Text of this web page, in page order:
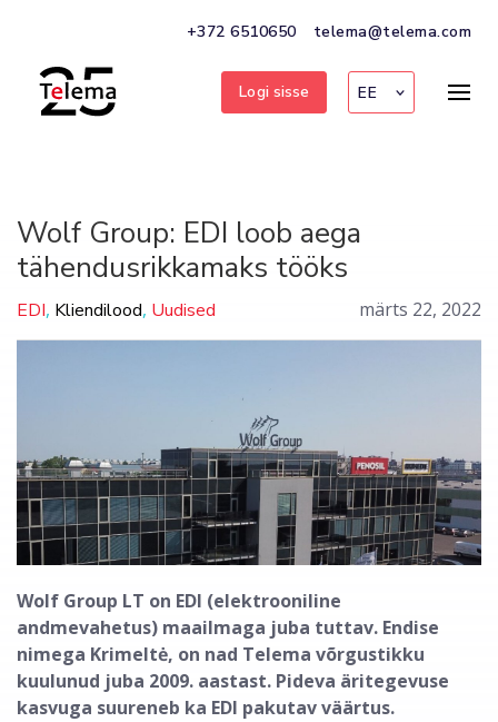
+372 6510650 telema@telema.com
Logi sisse EE
Wolf Group: EDI loob aega
tähendusrikkamaks tööks
EDI, Kliendilood, Uudised märts 22, 2022
Wolf Group LT on EDI (elektrooniline
andmevahetus) maailmaga juba tuttav. Endise
nimega Krimeltė, on nad Telema võrgustikku
kuulunud juba 2009. aastast. Pideva äritegevuse
kasvuga suureneb ka EDI pakutav väärtus.